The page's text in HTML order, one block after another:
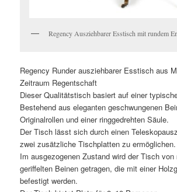
Regency Ausziehbarer Esstisch mit rundem
Regency Runder ausziehbarer Esstisch aus
Zeitraum Regentschaft
Dieser Qualitätstisch basiert auf einer
Bestehend aus eleganten geschwungenen
Originalrollen und einer ringgedrehten Säule.
Der Tisch lässt sich durch einen
zwei zusätzliche Tischplatten zu ermöglichen.
Im ausgezogenen Zustand wird der Tisch von
geriffelten Beinen getragen, die mit einer
befestigt werden.